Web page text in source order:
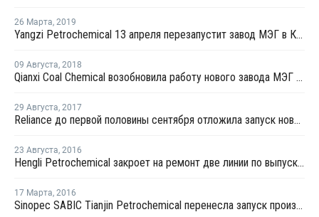
26 Марта, 2019
Yangzi Petrochemical 13 апреля перезапустит завод МЭГ в Китае после планового ремонта
09 Августа, 2018
Qianxi Coal Chemical возобновила работу нового завода МЭГ в Цяньси после профилактики
29 Августа, 2017
Reliance до первой половины сентября отложила запуск нового завода МЭГ в Джамнагаре
23 Августа, 2016
Hengli Petrochemical закроет на ремонт две линии по выпуску ТФК в сентябре-октябре
17 Марта, 2016
Sinopec SABIC Tianjin Petrochemical перенесла запуск производства МЭГ на 20 марта